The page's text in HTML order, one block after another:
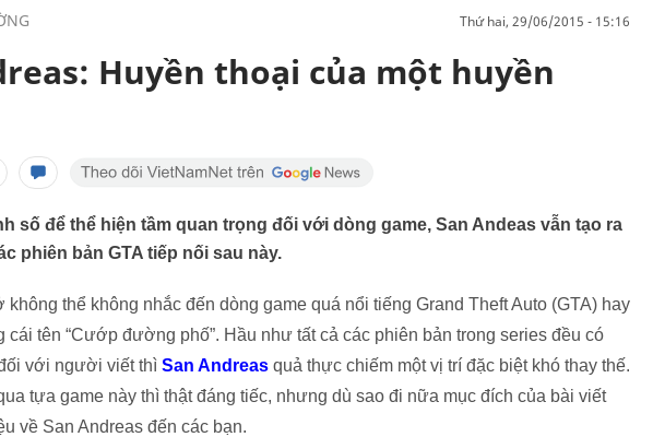
thứ hai, 29/06/2015 - 15:16
Huyền thoại của một huyền
số để thể hiện tầm quan trọng đối với dòng game, San Andeas vẫn tạo ra
phiên bản GTA tiếp nối sau này.
thể không nhắc đến dòng game quá nổi tiếng Grand Theft Auto (GTA) hay
tên “Cướp đường phố”. Hầu như tất cả các phiên bản trong series đều có
với người viết thì San Andreas quả thực chiếm một vị trí đặc biệt khó thay thế.
tựa game này thì thật đáng tiếc, nhưng dù sao đi nữa mục đích của bài viết
về San Andreas đến các bạn.